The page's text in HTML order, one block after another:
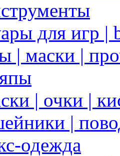
для игр |
| маски |
| очки |
|
одежда